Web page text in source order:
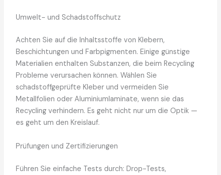
Umwelt- und Schadstoffschutz
Achten Sie auf die Inhaltsstoffe von Klebern,
Beschichtungen und Farbpigmenten. Einige günstige
Materialien enthalten Substanzen, die beim Recycling
Probleme verursachen können. Wählen Sie
schadstoffgeprüfte Kleber und vermeiden Sie
Metallfolien oder Aluminiumlaminate, wenn sie das
Recycling verhindern. Es geht nicht nur um die Optik —
es geht um den Kreislauf.
Prüfungen und Zertifizierungen
Führen Sie einfache Tests durch: Drop-Tests,